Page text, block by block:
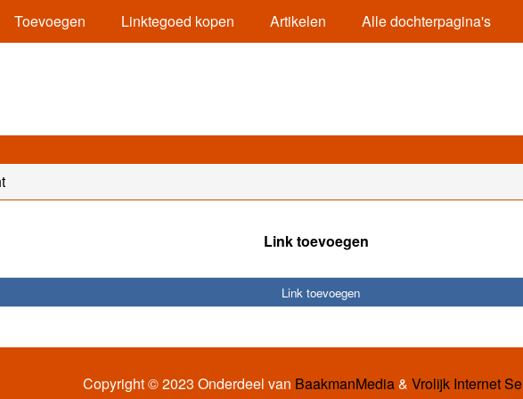
Toevoegen Linktegoed kopen Artikelen Alle dochterpagina's
Link toevoegen
Link toevoegen
Copyright © 2023 Onderdeel van BaakmanMedia& Vrolijk Internet